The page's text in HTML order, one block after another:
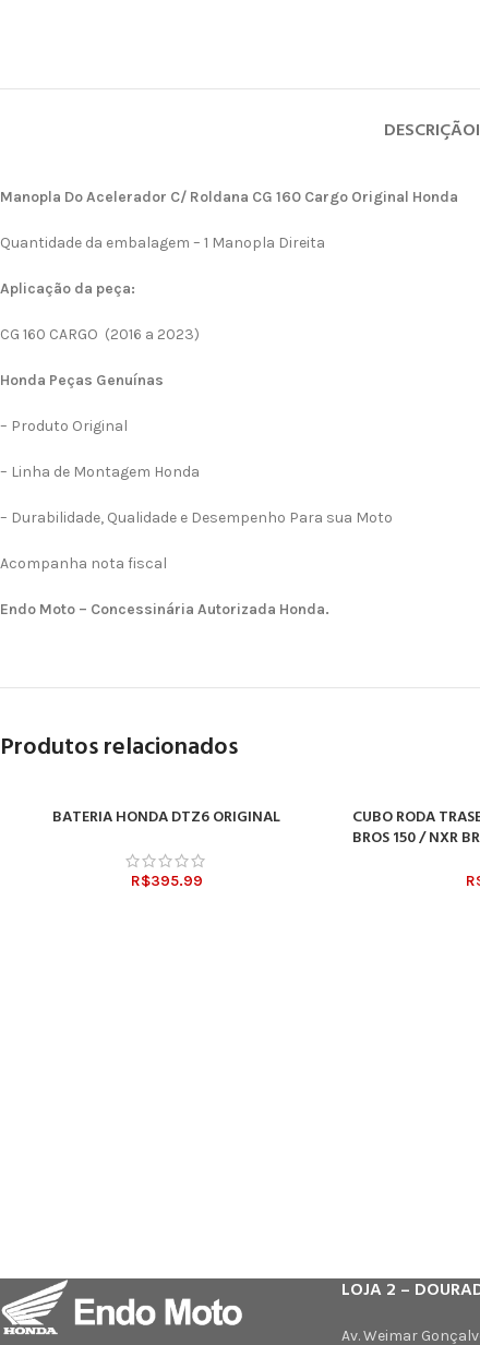
DESCRIÇÃO
Manopla Do Acelerador C/ Roldana CG 160 Cargo Original Honda
Quantidade da embalagem – 1 Manopla Direita
Aplicação da peça:
CG 160 CARGO (2016 a 2023)
Honda Peças Genuínas
– Produto Original
– Linha de Montagem Honda
– Durabilidade, Qualidade e Desempenho Para sua Moto
Acompanha nota fiscal
Endo Moto – Concessinária Autorizada Honda.
Produtos relacionados
ADICIONAR AO CARRINHO
BATERIA HONDA DTZ6 ORIGINAL
R$395.99
ADICIONAR AO
CUBO RODA
BROS 150 / NXR
LOJA 2 –
Av. Weimar